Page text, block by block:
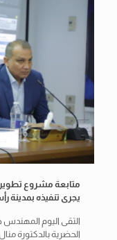
متابعة مشروع
يجرى تنفيذه بمدينة
التقى اليوم
الحضرية بالدكتورة